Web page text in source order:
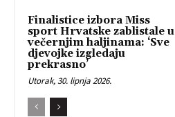
Finalistice izbora Miss
sport Hrvatske zablistale u
večernjim haljinama: ‘Sve
djevojke izgledaju
prekrasno’
Utorak, 30. lipnja 2026.